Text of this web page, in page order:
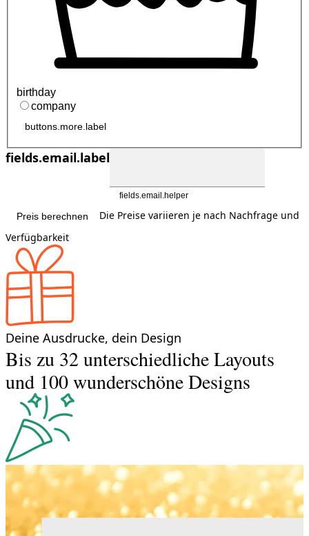
birthday
company
buttons.more.label
fields.email.label
fields.email.helper
Preis berechnen
Die Preise variieren je nach Nachfrage und
Verfügbarkeit
Deine Ausdrucke, dein Design
Bis zu 32 unterschiedliche Layouts
und 100 wunderschöne Designs